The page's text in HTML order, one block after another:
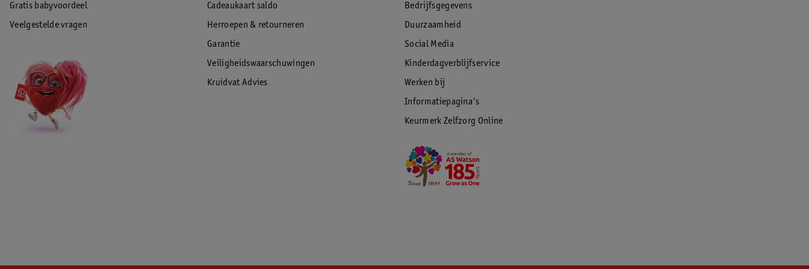
Gratis babyvoordeel
Veelgestelde vragen
Cadeaukaart saldo
Herroepen & retourneren
Garantie
Veiligheidswaarschuwingen
Kruidvat Advies
Bedrijfsgegevens
Duurzaamheid
Social Media
Kinderdagverblijfservice
Werken bij
Informatiepagina's
Keurmerk Zelfzorg Online